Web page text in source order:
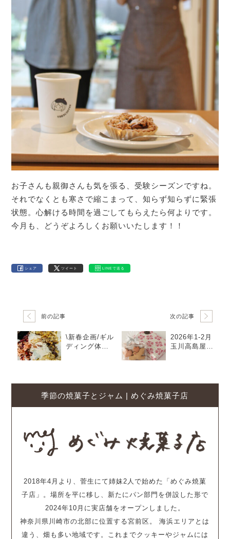
お子さんも親御さんも気を張る、受験シーズンですね。
それでなくとも寒さで縮こまって、知らず知らずに緊張
状態。心解ける時間を過ごしてもらえたら何よりです。
今月も、どうぞよろしくお願いいたします！！
シェア ツイート LINEで送る
前の記事
\新春企画/ギル
ディング体験
次の記事
2026年1-2月
玉川高島屋納
季節の焼菓子とジャム | めぐみ焼菓子店
2018年4月より、菅生にて姉妹2人で始めた「めぐみ焼菓
子店」。場所を平に移し、新たにパン部門を併設した形で
2024年10月に実店舗をオープンしました。
神奈川県川崎市の北部に位置する宮前区。 海浜エリアとは
違う、畑も多い地域です。これまでクッキーやジャムには